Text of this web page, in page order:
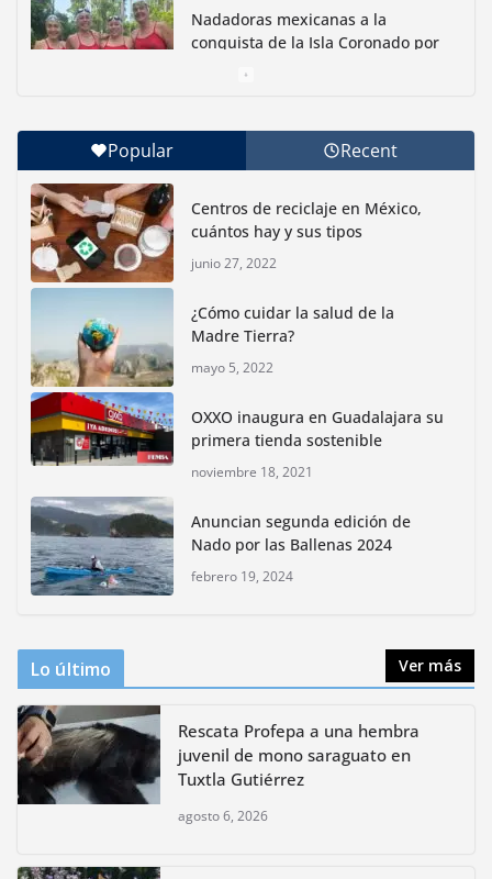
Nadadoras mexicanas a la
conquista de la Isla Coronado por
Con jornada informativa, Profepa y Humane World
for Animals buscan inhibir tráfico de aves
junio 15, 2026
Inauguran nuevo Embarcadero Cuemanco para
reactivar la zona lacustre de Xochimilco
junio 4, 2026
Rompe CDMX récords Reto Naturalista Urbano 2026 y
lidera la biodiversidad nacional
mayo 18, 2026
bioculturales para promover
huertos urbanos y jardines
polinizadores
Popular Recent
Centros de reciclaje en México,
cuántos hay y sus tipos
junio 27, 2022
¿Cómo cuidar la salud de la
Madre Tierra?
mayo 5, 2022
OXXO inaugura en Guadalajara su
primera tienda sostenible
noviembre 18, 2021
Anuncian segunda edición de
Nado por las Ballenas 2024
febrero 19, 2024
Lo último Ver más
Rescata Profepa a una hembra
juvenil de mono saraguato en
Tuxtla Gutiérrez
agosto 6, 2026